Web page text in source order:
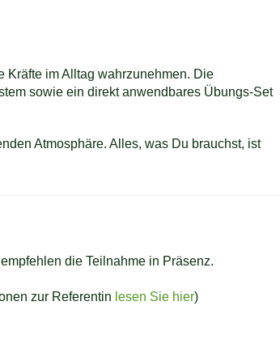
Kräfte im Alltag wahrzunehmen. Die
sowie ein direkt anwendbares Übungs-Set
Atmosphäre. Alles, was Du brauchst, ist
die Teilnahme in Präsenz.
zur Referentin lesen Sie hier)